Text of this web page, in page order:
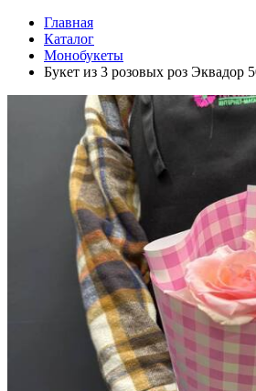
Главная
Каталог
Монобукеты
Букет из 3 розовых роз Эквадор